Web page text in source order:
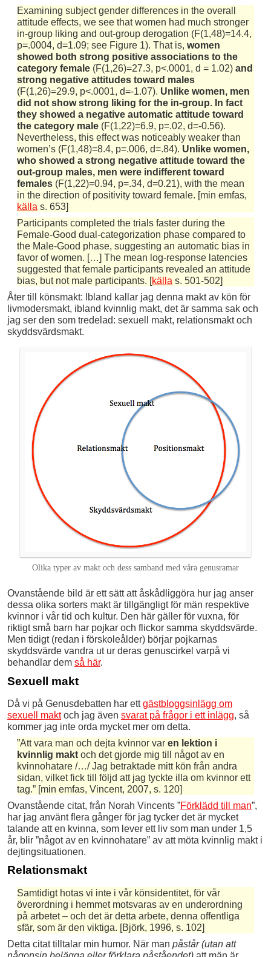
Examining subject gender differences in the overall
attitude effects, we see that women had much stronger
in-group liking and out-group derogation (F(1,48)=14.4,
p=.0004, d=1.09; see Figure 1). That is, women
showed both strong positive associations to the
category female(F(1,26)=27.3, p<.0001, d = 1.02) and
strong negative attitudes toward males
(F(1,26)=29.9, p<.0001, d=-1.07). Unlike women, men
did not show strong liking for the in-group. In fact
they showed a negative automatic attitude toward
the category male(F(1,22)=6.9, p=.02, d=-0.56).
Nevertheless, this effect was noticeably weaker than
women’s (F(1,48)=8.4, p=.006, d=.84). Unlike women,
who showed a strong negative attitude toward the
out-group males, men were indifferent toward
females(F(1,22)=0.94, p=.34, d=0.21), with the mean
in the direction of positivity toward female. [min emfas,
källa s. 653]
Participants completed the trials faster during the
Female-Good dual-categorization phase compared to
the Male-Good phase, suggesting an automatic bias in
favor of women. […] The mean log-response latencies
suggested that female participants revealed an attitude
bias, but not male participants. [källa s. 501-502]
Åter till könsmakt: Ibland kallar jag denna makt av kön för
livmodersmakt, ibland kvinnlig makt, det är samma sak och
jag ser den som tredelad: sexuell makt, relationsmakt och
skyddsvärdsmakt.
Olika typer av makt och dess samband med våra genusramar
Ovanstående bild är ett sätt att åskådliggöra hur jag anser
dessa olika sorters makt är tillgängligt för män respektive
kvinnor i vår tid och kultur. Den här gäller för vuxna, för
riktigt små barn har pojkar och flickor samma skyddsvärde.
Men tidigt (redan i förskoleålder) börjar pojkarnas
skyddsvärde vandra ut ur deras genuscirkel varpå vi
behandlar dem så här.
Sexuell makt
Då vi på Genusdebatten har ettgästbloggsinlägg om
sexuell maktoch jag även svarat på frågor i ett inlägg, så
kommer jag inte orda mycket mer om detta.
”Att vara man och dejta kvinnor var en lektion i
kvinnlig maktoch det gjorde mig till något av en
kvinnohatare /…/ Jag betraktade mitt kön från andra
sidan, vilket fick till följd att jag tyckte illa om kvinnor ett
tag.” [min emfas, Vincent, 2007, s. 120]
Ovanstående citat, från Norah Vincents ”Förklädd till man”,
har jag använt flera gånger för jag tycker det är mycket
talande att en kvinna, som lever ett liv som man under 1,5
år, blir ”något av en kvinnohatare” av att möta kvinnlig makt i
dejtingsituationen.
Relationsmakt
Samtidigt hotas vi inte i vår könsidentitet, för vår
överordning i hemmet motsvaras av en underordning
på arbetet – och det är detta arbete, denna offentliga
sfär, som är den viktiga. [Björk, 1996, s. 102]
Detta citat tilltalar min humor. När man påstår (utan att